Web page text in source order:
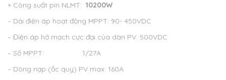
+ Công suất pin NLMT: 10200W
– Dải điện áp hoạt động MPPT: 90- 450VDC
– Điện áp hở mạch cực đại của dàn PV: 500VDC
– Số MPPT: 1/27A
– Dòng nạp (ắc quy) PV max: 160A